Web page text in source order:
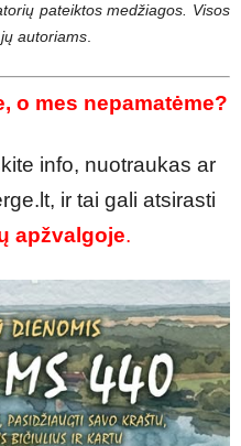
pateiktos medžiagos. Visos
autoriams
o mes nepamatėme?
info, nuotraukas ar
ir tai gali atsirasti
apžvalgoje.